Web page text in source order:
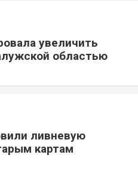
увеличить
областью
ливневую
картам